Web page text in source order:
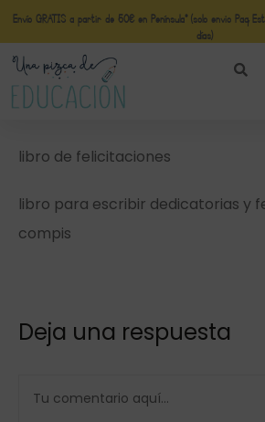
Envío GRATIS a partir de 50€ en Península* (solo envio Paq
días)
libro de felicitaciones
libro para escribir dedicatorias y
compis
Deja una respuesta